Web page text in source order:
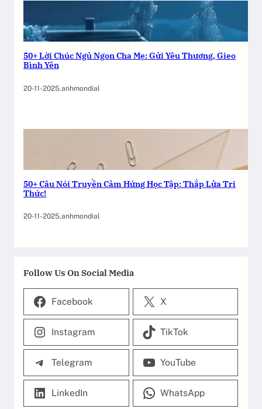
50+ Lời Chúc Ngủ Ngon Cha Mẹ: Gửi Yêu Thương, Gieo
Bình Yên
20-11-2025.anhmondial
50+ Câu Nói Truyền Cảm Hứng Học Tập: Thắp Lửa Tri
Thức!
20-11-2025.anhmondial
Follow Us On Social Media
Facebook X
Instagram TikTok
Telegram YouTube
LinkedIn WhatsApp